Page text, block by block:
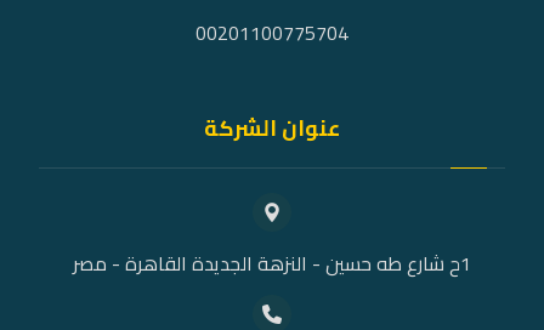
00201100775704
عنوان الشركة
1ح شارع طه حسين - النزهة الجديدة القاهرة - مصر